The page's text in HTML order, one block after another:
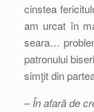
cinstea
am urcat în
seara…
patronului
simţit din
– În afară de